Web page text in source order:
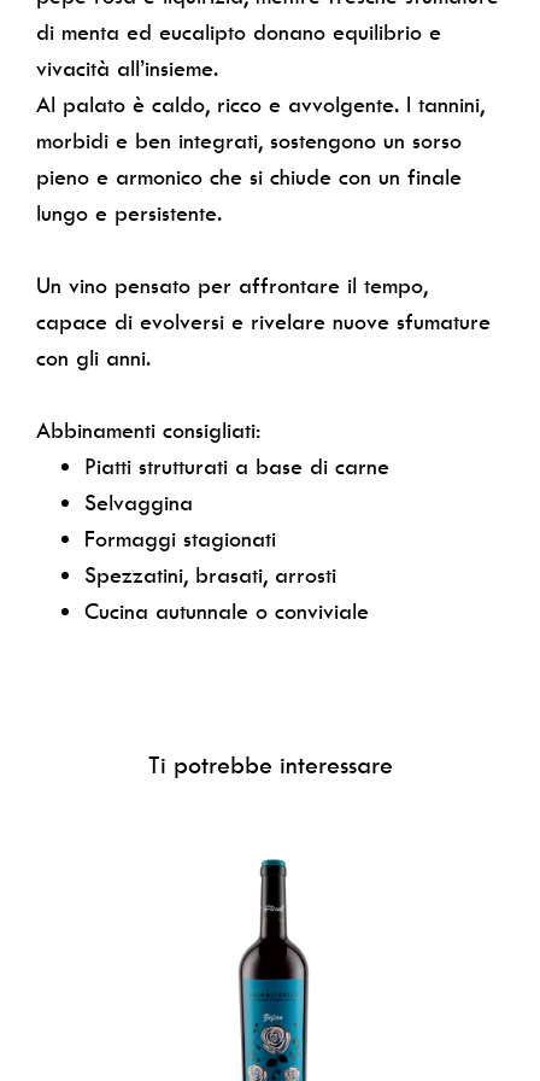
di menta ed eucalipto donano equilibrio e
vivacità all’insieme.
Al palato è caldo, ricco e avvolgente. I tannini,
morbidi e ben integrati, sostengono un sorso
pieno e armonico che si chiude con un finale
lungo e persistente.
Un vino pensato per affrontare il tempo,
capace di evolversi e rivelare nuove sfumature
con gli anni.
Abbinamenti consigliati:
Piatti strutturati a base di carne
Selvaggina
Formaggi stagionati
Spezzatini, brasati, arrosti
Cucina autunnale o conviviale
Ti potrebbe interessare